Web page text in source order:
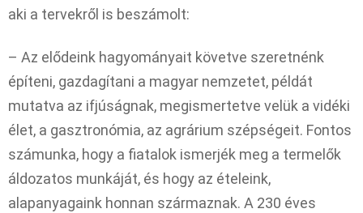
aki a tervekről is beszámolt:
– Az elődeink hagyományait követve szeretnénk
építeni, gazdagítani a magyar nemzetet, példát
mutatva az ifjúságnak, megismertetve velük a vidéki
élet, a gasztronómia, az agrárium szépségeit. Fontos
számunka, hogy a fiatalok ismerjék meg a termelők
áldozatos munkáját, és hogy az ételeink,
alapanyagaink honnan származnak. A 230 éves